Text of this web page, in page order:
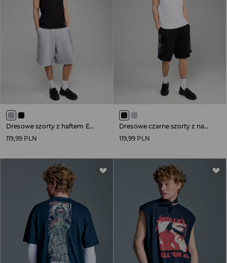
Dresowe szorty z haftem Euphoria szare
119,99 PLN
Dresowe czarne szorty z nadrukiem w stylu tribal
119,99 PLN